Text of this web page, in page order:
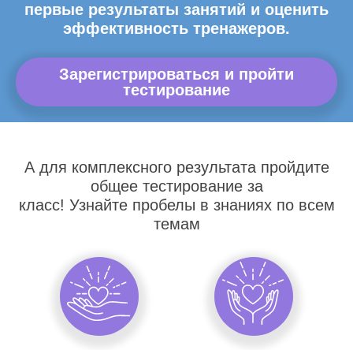
первые результаты занятий и оценить
эффективность тренажеров.
Зарегистрироваться и пройти
тестирование
А для комплексного результата пройдите
общее тестирование за
класс! Узнайте пробелы в знаниях по всем
темам